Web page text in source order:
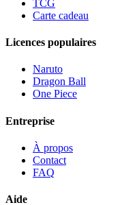
TCG
Carte cadeau
Licences populaires
Naruto
Dragon Ball
One Piece
Entreprise
À propos
Contact
FAQ
Aide